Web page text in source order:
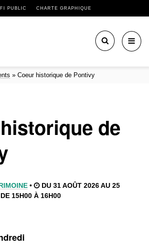
PUBLIC CHARTE GRAPHIQUE
» Coeur historique de Pontivy
de
•
DU 31 AOÛT 2026 AU 25
15H00 À 16H00